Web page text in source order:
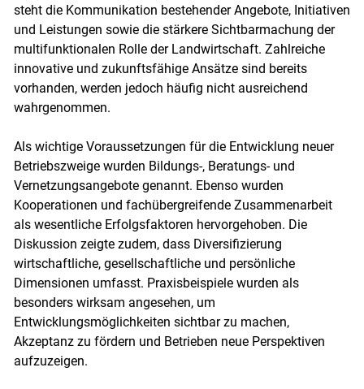
steht die Kommunikation bestehender Angebote, Initiativen
und Leistungen sowie die stärkere Sichtbarmachung der
multifunktionalen Rolle der Landwirtschaft. Zahlreiche
innovative und zukunftsfähige Ansätze sind bereits
vorhanden, werden jedoch häufig nicht ausreichend
wahrgenommen.
Als wichtige Voraussetzungen für die Entwicklung neuer
Betriebszweige wurden Bildungs-, Beratungs- und
Vernetzungsangebote genannt. Ebenso wurden
Kooperationen und fachübergreifende Zusammenarbeit
als wesentliche Erfolgsfaktoren hervorgehoben. Die
Diskussion zeigte zudem, dass Diversifizierung
wirtschaftliche, gesellschaftliche und persönliche
Dimensionen umfasst. Praxisbeispiele wurden als
besonders wirksam angesehen, um
Entwicklungsmöglichkeiten sichtbar zu machen,
Akzeptanz zu fördern und Betrieben neue Perspektiven
aufzuzeigen.